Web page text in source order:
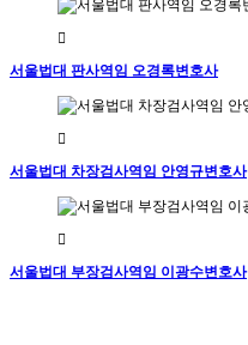
서울법대 판사역임 오경록변호사
서울법대 차장검사역임 안영규변호사
서울법대 부장검사역임 이광수변호사